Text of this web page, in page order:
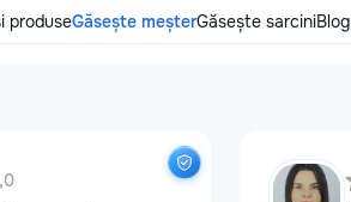
produseGăsește meșterGăsește sarciniBlog